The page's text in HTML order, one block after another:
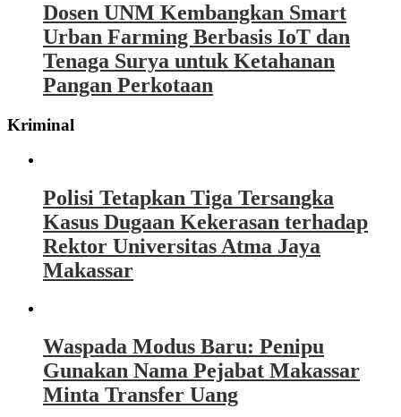
Dosen UNM Kembangkan Smart
Urban Farming Berbasis IoT dan
Tenaga Surya untuk Ketahanan
Pangan Perkotaan
Kriminal
Polisi Tetapkan Tiga Tersangka
Kasus Dugaan Kekerasan terhadap
Rektor Universitas Atma Jaya
Makassar
Waspada Modus Baru: Penipu
Gunakan Nama Pejabat Makassar
Minta Transfer Uang